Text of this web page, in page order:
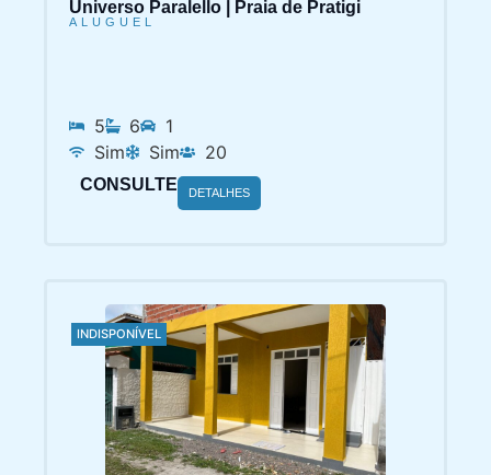
ALUGUEL
5 6
1
Sim
Sim 20
CONSULTE DETALHES
INDISPONÍVEL